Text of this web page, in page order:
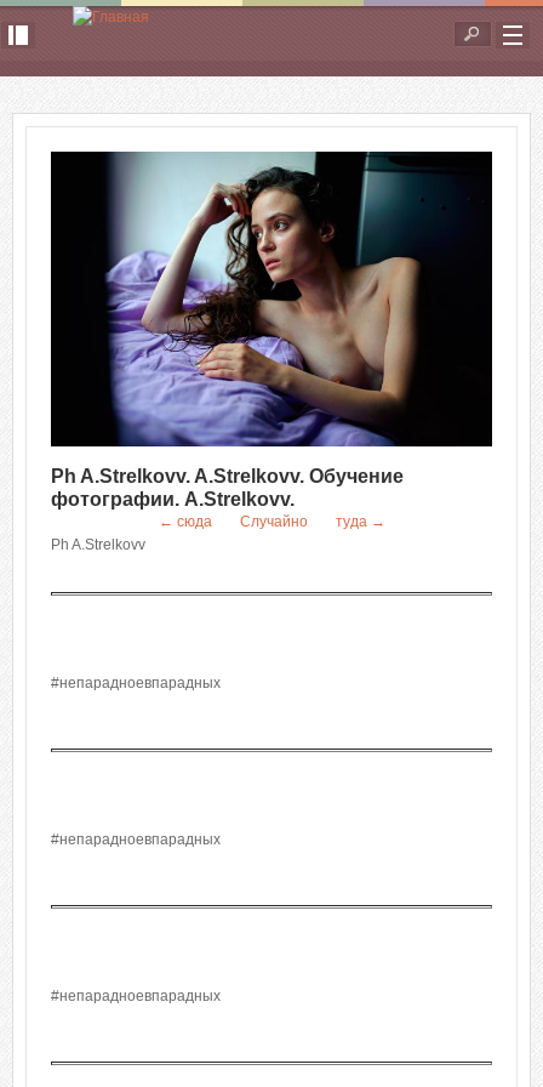
Перейти к основному содержанию
Форма
поиска
Ph A.Strelkovv. A.Strelkovv. Обучение
фотографии. A.Strelkovv.
← сюда Случайно
туда →
Ph A.Strelkovv
#непарадноевпарадных
#непарадноевпарадных
#непарадноевпарадных